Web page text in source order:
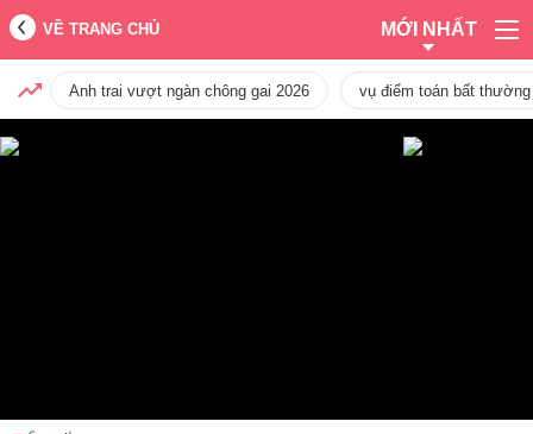
VỀ TRANG CHỦ MỚI NHẤT
Anh trai vượt ngàn chông gai 2026 vụ điểm toán bất